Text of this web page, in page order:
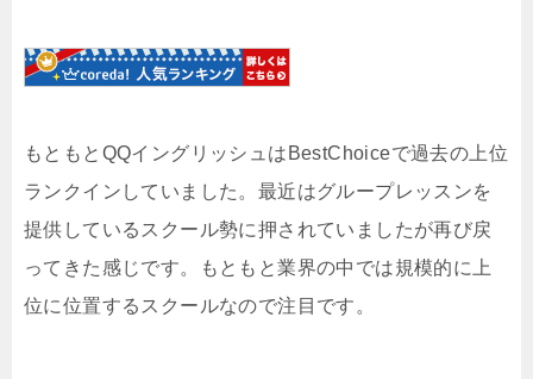
もともとQQイングリッシュはBestChoiceで過去の上位
ランクインしていました。最近はグループレッスンを
提供しているスクール勢に押されていましたが再び戻
ってきた感じです。もともと業界の中では規模的に上
位に位置するスクールなので注目です。